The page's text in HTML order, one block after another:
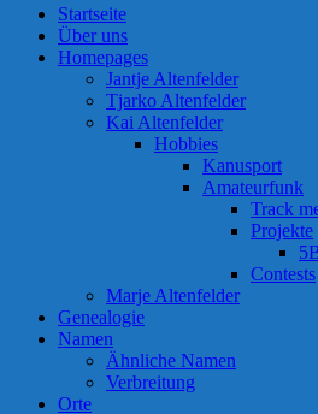
Startseite
Über uns
Homepages
Jantje Altenfelder
Tjarko Altenfelder
Kai Altenfelder
Hobbies
Kanusport
Amateurfunk
Track
Projekte
Contests
Marje Altenfelder
Genealogie
Namen
Ähnliche Namen
Verbreitung
Orte